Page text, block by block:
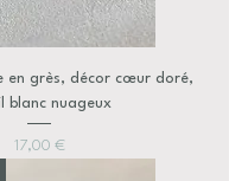
en grès, décor cœur doré,
blanc nuageux
Prix
17,00 €